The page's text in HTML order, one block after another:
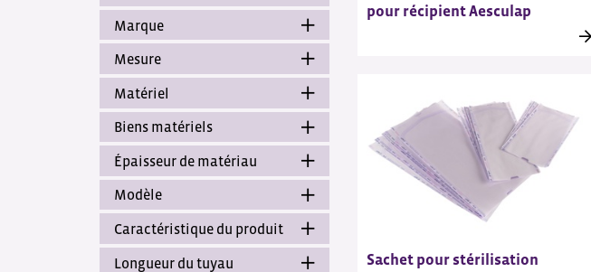
Marque
Mesure
Matériel
Biens matériels
Épaisseur de matériau
Modèle
Caractéristique du produit
Longueur du tuyau
pour récipient Aesculap
Sachet pour stérilisation